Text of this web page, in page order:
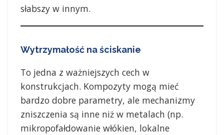
słabszy w innym.
Wytrzymałość na ściskanie
To jedna z ważniejszych cech w
konstrukcjach. Kompozyty mogą mieć
bardzo dobre parametry, ale mechanizmy
zniszczenia są inne niż w metalach (np.
mikropofałdowanie włókien, lokalne